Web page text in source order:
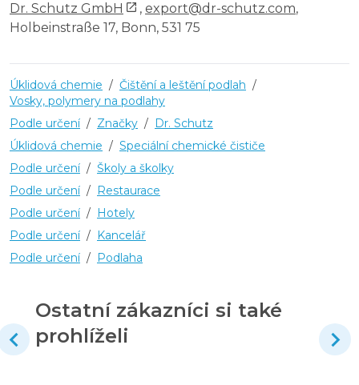
Dr. Schutz GmbH , export@dr-schutz.com,
Holbeinstraße 17, Bonn, 531 75
Úklidová chemie / Čištění a leštění podlah /
Vosky, polymery na podlahy
Podle určení / Značky /
Dr. Schutz
Úklidová chemie / Speciální chemické čističe
Podle určení / Školy a školky
Podle určení /
Restaurace
Podle určení /
Hotely
Podle určení /
Kancelář
Podle určení / Podlaha
Ostatní zákazníci si také
prohlíželi